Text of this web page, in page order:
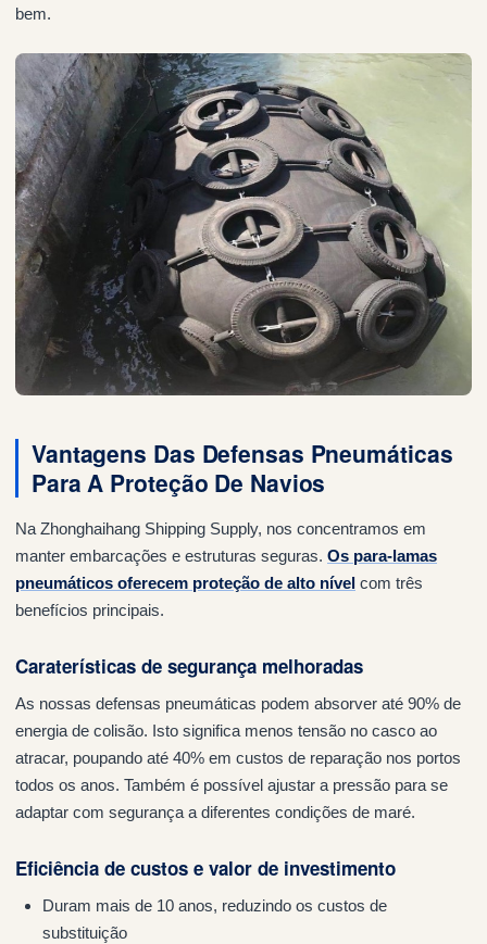
bem.
Vantagens Das Defensas Pneumáticas
Para A Proteção De Navios
Na Zhonghaihang Shipping Supply, nos concentramos em
manter embarcações e estruturas seguras. Os para-lamas
pneumáticos oferecem proteção de alto nível com três
benefícios principais.
Caraterísticas de segurança melhoradas
As nossas defensas pneumáticas podem absorver até 90% de
energia de colisão. Isto significa menos tensão no casco ao
atracar, poupando até 40% em custos de reparação nos portos
todos os anos. Também é possível ajustar a pressão para se
adaptar com segurança a diferentes condições de maré.
Eficiência de custos e valor de investimento
Duram mais de 10 anos, reduzindo os custos de
substituição